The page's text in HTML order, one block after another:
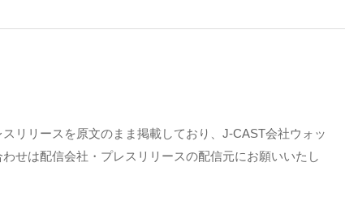
リリースを原文のまま掲載しており、J-CAST会社ウォッ
せは配信会社・プレスリリースの配信元にお願いいたし